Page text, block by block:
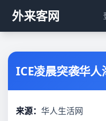
外来客网
ICE凌晨突袭华
来源： 华人生活网